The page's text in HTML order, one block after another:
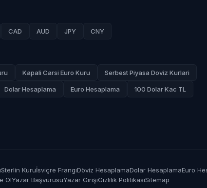
CAD AUD JPY CNY
Kapali Carsi Euro Kuru Serbest Piyasa Doviz Kurlari
Dolar Hesaplama Euro Hesaplama 100 Dolar Kac TL
Sterlin Kuruİsviçre FrangıDöviz HesaplamaDolar HesaplamaEuro
OlYazar BaşvurusuYazar GirişiGizlilik PolitikasıSitemap